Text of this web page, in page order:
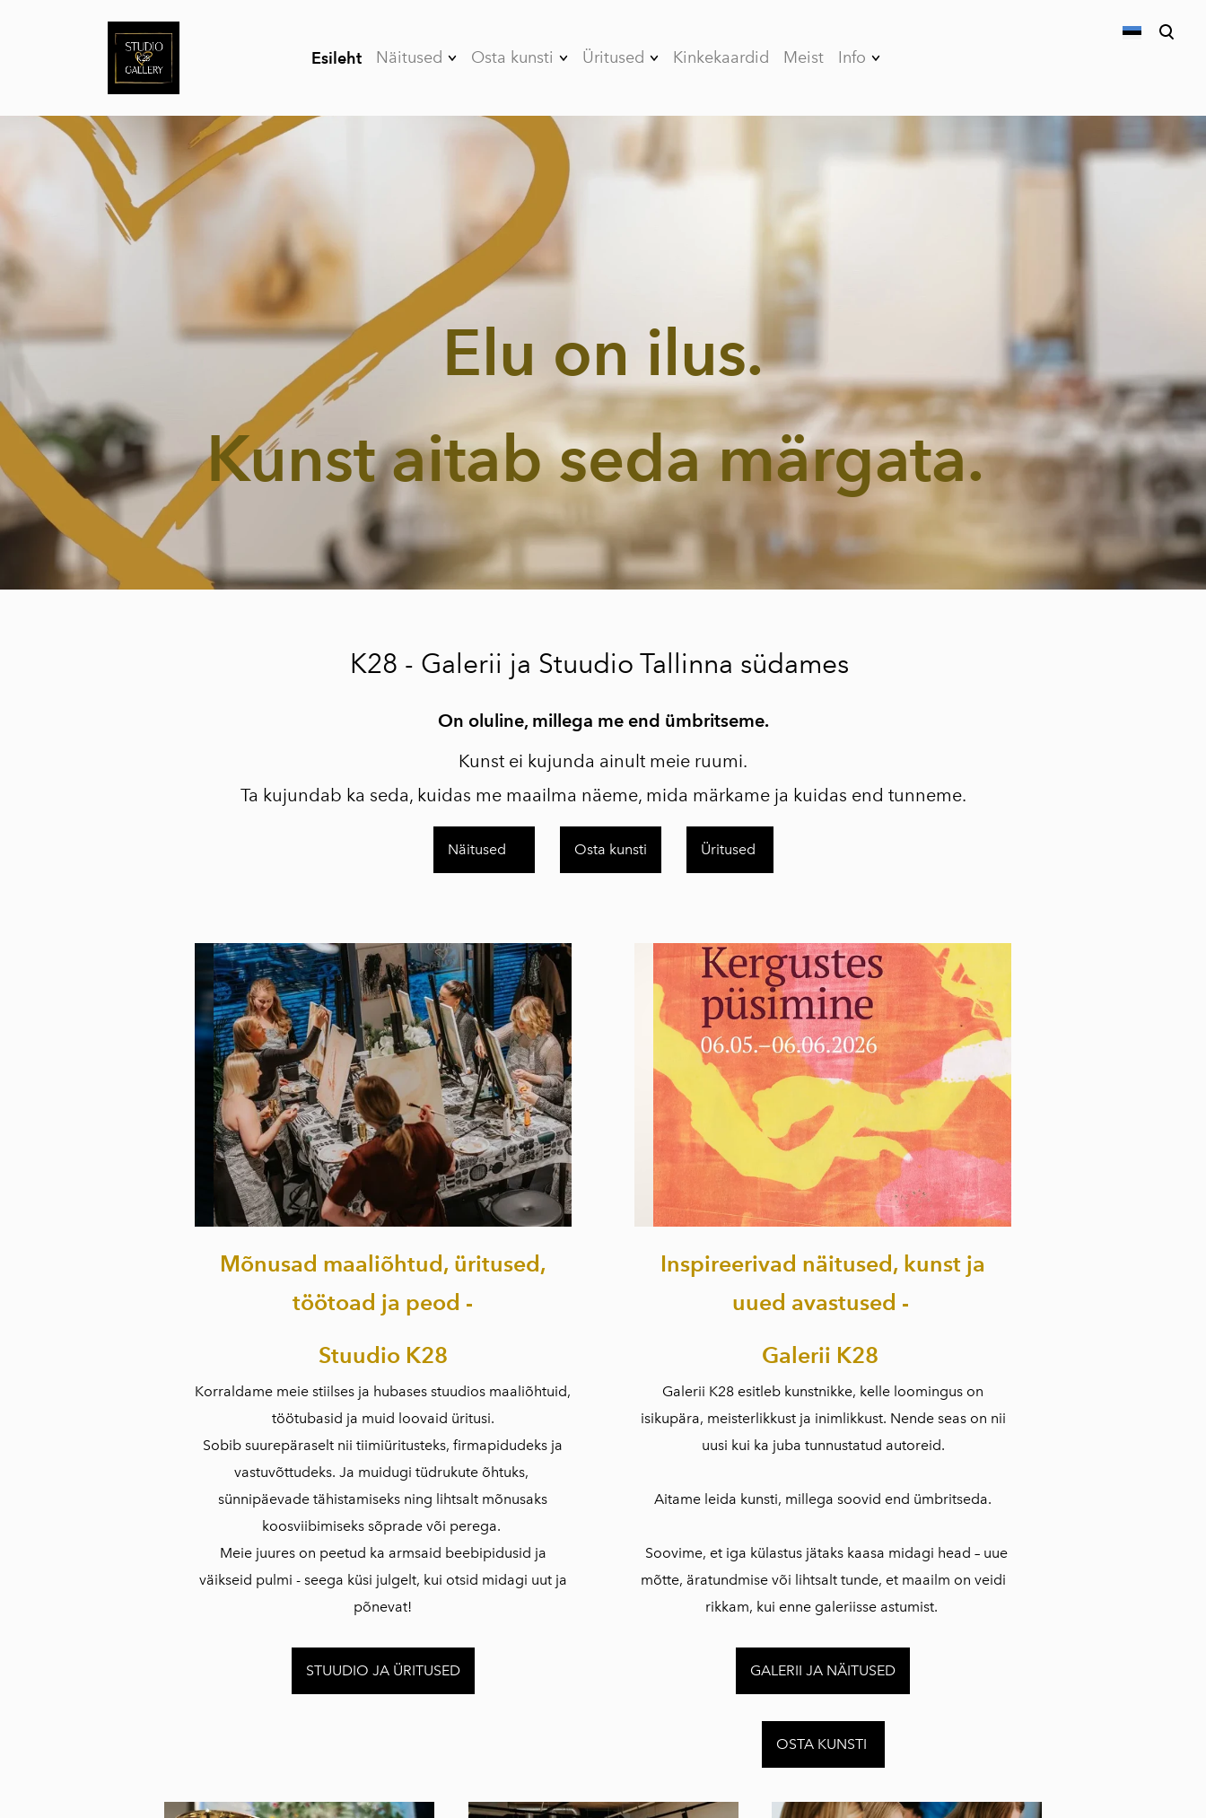
Esileht Näitused
Aastaaegede vahel
- 05/26 Kergustes
püsimine
- 04/26 Tunnete
gravitatsioon
- 03/26
Psühholoogilised
Spaateldatud
maastikud - Karl-
-01/26 Protsessis -
Aili Sture
>>>VARASEMAD
NÄITUSED
Osta kunsti Üritused
Erapeod
Kinkekaardid Meist Info
Elu on ilus.
Kunst aitab seda märgata.
K28 - Galerii ja Stuudio Tallinna südames
On oluline, millega me end ümbritseme.
Kunst ei kujunda ainult meie ruumi.
Ta kujundab ka seda, kuidas me maailma näeme, mida märkame ja kuidas end tunneme.
Näitused Osta kunsti Üritused
Mõnusad maaliõhtud, üritused,
töötoad ja peod -
Stuudio K28
Korraldame meie stiilses ja hubases stuudios maaliõhtuid,
töötubasid ja muid loovaid üritusi.
Sobib suurepäraselt nii tiimiüritusteks, firmapidudeks ja
vastuvõttudeks. Ja muidugi tüdrukute õhtuks,
sünnipäevade tähistamiseks ning lihtsalt mõnusaks
koosviibimiseks sõprade või perega.
Meie juures on peetud ka armsaid beebipidusid ja
väikseid pulmi - seega küsi julgelt, kui otsid midagi uut ja
põnevat!
STUUDIO JA ÜRITUSED
Inspireerivad näitused, kunst ja
uued avastused -
Galerii K28
Galerii K28 esitleb kunstnikke, kelle loomingus on
isikupära, meisterlikkust ja inimlikkust. Nende seas on nii
uusi kui ka juba tunnustatud autoreid.
Aitame leida kunsti, millega soovid end ümbritseda.
Soovime, et iga külastus jätaks kaasa midagi head – uue
mõtte, äratundmise või lihtsalt tunde, et maailm on veidi
rikkam, kui enne galeriisse astumist.
GALERII JA NÄITUSED
OSTA KUNSTI